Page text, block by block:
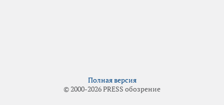
Полная версия
© 2000-2026 PRESS обозрение